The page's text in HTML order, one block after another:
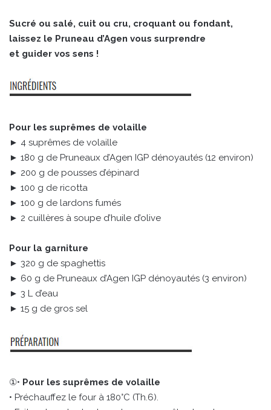
Sucré ou salé, cuit ou cru, croquant ou fondant,
laissez le Pruneau d’Agen vous surprendre
et guider vos sens !
Pour les suprêmes de volaille
► 4 suprêmes de volaille
► 180 g de Pruneaux d’Agen IGP dénoyautés (12 environ)
► 200 g de pousses d’épinard
► 100 g de ricotta
► 100 g de lardons fumés
► 2 cuillères à soupe d’huile d’olive
Pour la garniture
► 320 g de spaghettis
► 60 g de Pruneaux d’Agen IGP dénoyautés (3 environ)
► 3 L d’eau
► 15 g de gros sel
①• Pour les suprêmes de volaille
• Préchauffez le four à 180°C (Th.6).